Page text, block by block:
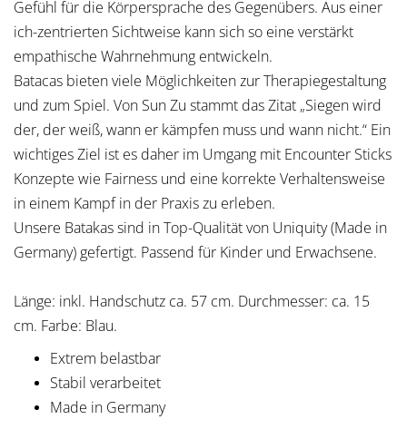
Gefühl für die Körpersprache des Gegenübers. Aus einer
ich-zentrierten Sichtweise kann sich so eine verstärkt
empathische Wahrnehmung entwickeln.
Batacas bieten viele Möglichkeiten zur Therapiegestaltung
und zum Spiel. Von Sun Zu stammt das Zitat „Siegen wird
der, der weiß, wann er kämpfen muss und wann nicht.“ Ein
wichtiges Ziel ist es daher im Umgang mit Encounter Sticks
Konzepte wie Fairness und eine korrekte Verhaltensweise
in einem Kampf in der Praxis zu erleben.
Unsere Batakas sind inTop-Qualität von Uniquity (Made in
Germany) gefertigt. Passend für Kinder und Erwachsene.
Länge: inkl. Handschutz ca. 57 cm. Durchmesser: ca. 15
cm. Farbe: Blau.
Extrem belastbar
Stabil verarbeitet
Made in Germany